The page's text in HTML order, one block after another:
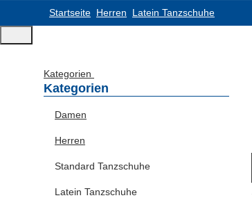
Startseite Herren Latein Tanzschuhe
Kategorien
Kategorien
Damen
Herren
Standard Tanzschuhe
Latein Tanzschuhe